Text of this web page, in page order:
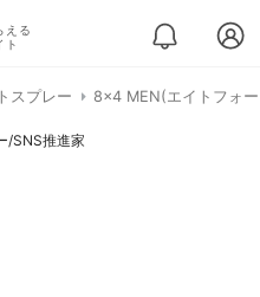
える
ト
スプレー 8×4 MEN(エイトフォ
/SNS推進家